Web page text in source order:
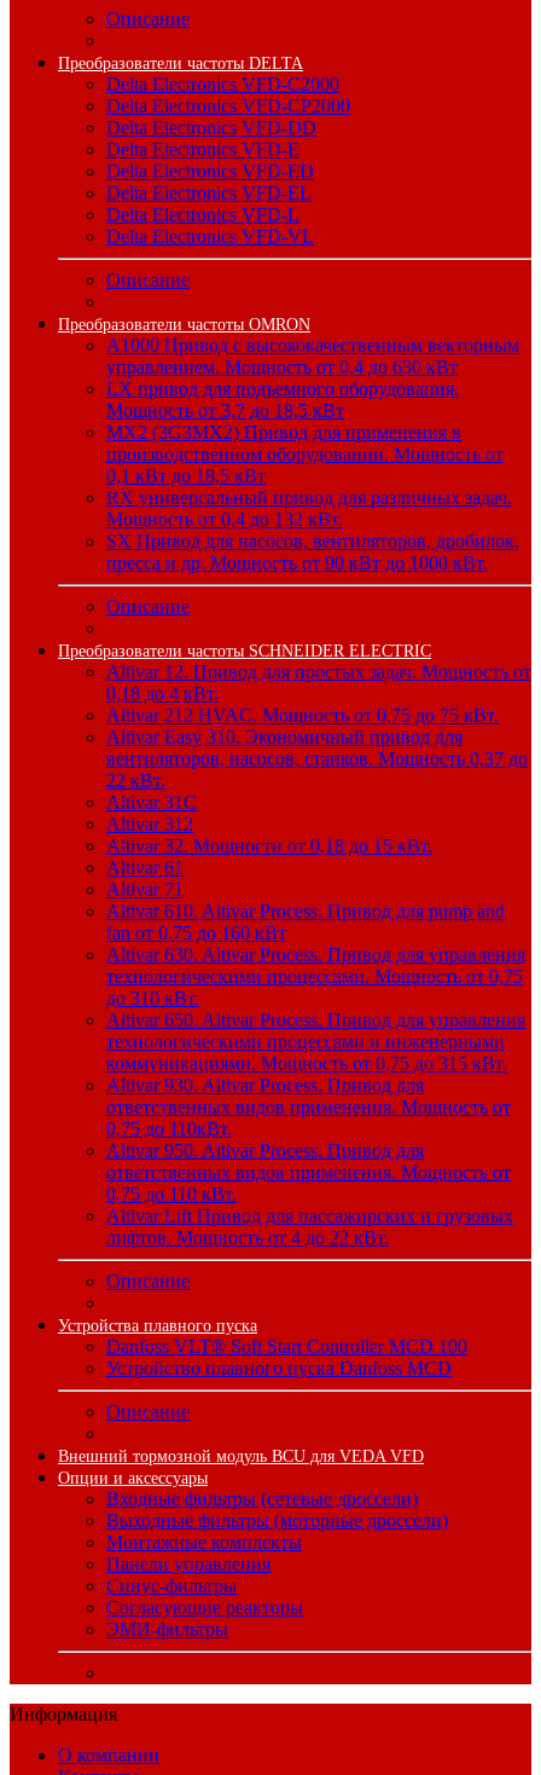
Описание
Преобразователи частоты DELTA
Delta Electronics VFD-C2000
Delta Electronics VFD-CP2000
Delta Electronics VFD-DD
Delta Electronics VFD-E
Delta Electronics VFD-ED
Delta Electronics VFD-EL
Delta Electronics VFD-L
Delta Electronics VFD-VL
Описание
Преобразователи частоты OMRON
A1000 Привод с высококачественным векторным
управлением. Мощность от 0,4 до 630 кВт
LX привод для подъемного оборудования.
Мощность от 3,7 до 18,5 кВт
MX2 (3G3MX2) Привод для применения в
производственном оборудовании. Мощность от
0,1 кВт до 18,5 кВт
RX универсальный привод для различных задач.
Мощность от 0,4 до 132 кВт.
SX Привод для насосов, вентиляторов, дробилок,
пресса и др. Мощность от 90 кВт до 1000 кВт.
Описание
Преобразователи частоты SCHNEIDER ELECTRIC
Altivar 12. Привод для простых задач. Мощность от
0,18 до 4 кВт.
Altivar 212 HVAC. Мощность от 0,75 до 75 кВт.
Altivar Easy 310. Экономичный привод для
вентиляторов, насосов, станков. Мощность 0,37 до
22 кВт.
Altivar 31C
Altivar 312
Altivar 32. Мощности от 0,18 до 15 кВт.
Altivar 61
Altivar 71
Altivar 610. Altivar Process. Привод для pump and
fan от 0.75 до 160 кВт
Altivar 630. Altivar Process. Привод для управления
технологическими процессами. Мощность от 0,75
до 310 кВт.
Altivar 650. Altivar Process. Привод для управления
технологическими процессами и инженерными
коммуникациями. Мощность от 0,75 до 315 кВт.
Altivar 930. Altivar Process. Привод для
ответственных видов применения. Мощность от
0,75 до 110кВт.
Altivar 950. Altivar Process. Привод для
ответственных видов применения. Мощность от
0,75 до 110 кВт.
Altivar Lift Привод для пассажирских и грузовых
лифтов. Мощность от 4 до 22 кВт.
Описание
Устройства плавного пуска
Danfoss VLT® Soft Start Controller MCD 100
Устройство плавного пуска Danfoss MCD
Описание
Внешний тормозной модуль BCU для VEDA VFD
Опции и аксессуары
Входные фильтры (сетевые дроссели)
Выходные фильтры (моторные дроссели)
Монтажные комплекты
Панели управления
Синус-фильтры
Согласующие реакторы
ЭМИ-фильтры
Информация
О компании